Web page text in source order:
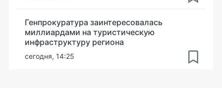
Генпрокуратура заинтересовалась
миллиардами на туристическую
инфраструктуру региона
сегодня, 14:25